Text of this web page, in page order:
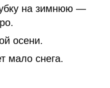
на зимнюю —
осени.
мало снега.